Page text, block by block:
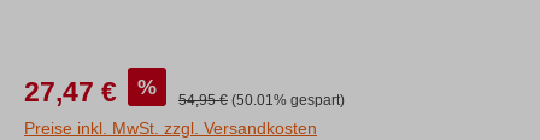
Verkaufspreis:
27,47 € % Regulärer Preis:
54,95 € (50.01% gespart)
Preise inkl. MwSt. zzgl. Versandkosten